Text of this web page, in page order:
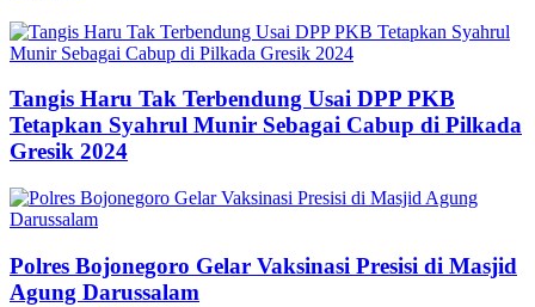
Tangis Haru Tak Terbendung Usai DPP PKB
Tetapkan Syahrul Munir Sebagai Cabup di Pilkada
Gresik 2024
Polres Bojonegoro Gelar Vaksinasi Presisi di Masjid
Agung Darussalam